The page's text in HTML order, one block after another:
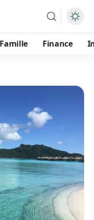
Famille Finance